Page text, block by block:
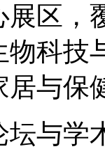
展区，
科技
与保
与学